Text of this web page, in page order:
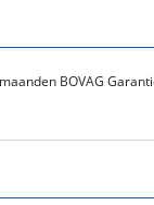
BOVAG